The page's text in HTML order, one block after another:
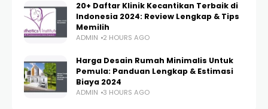
20+ Daftar Klinik Kecantikan Terbaik di
Indonesia 2024: Review Lengkap & Tips
Memilih
ADMIN 2 HOURS AGO
Harga Desain Rumah Minimalis Untuk
Pemula: Panduan Lengkap & Estimasi
Biaya 2024
ADMIN 3 HOURS AGO